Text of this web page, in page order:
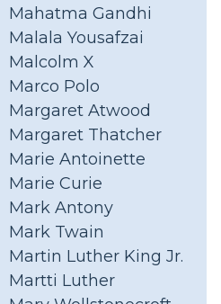
Mahatma Gandhi
Malala Yousafzai
Malcolm X
Marco Polo
Margaret Atwood
Margaret Thatcher
Marie Antoinette
Marie Curie
Mark Antony
Mark Twain
Martin Luther King Jr.
Martti Luther